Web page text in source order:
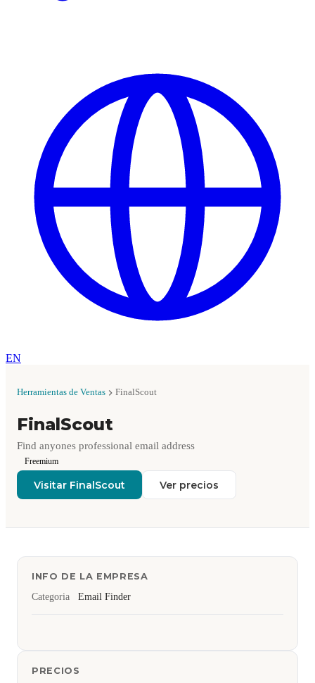
EN
Herramientas de Ventas FinalScout
FinalScout
Find anyones professional email address
Freemium
Visitar FinalScout Ver precios
INFO DE LA EMPRESA
Categoria
Email Finder
PRECIOS